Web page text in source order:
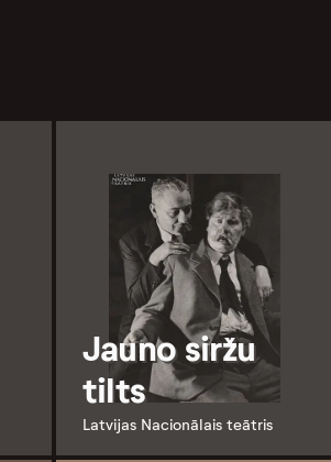
Jauno siržu
tilts
Latvijas Nacionālais teātris